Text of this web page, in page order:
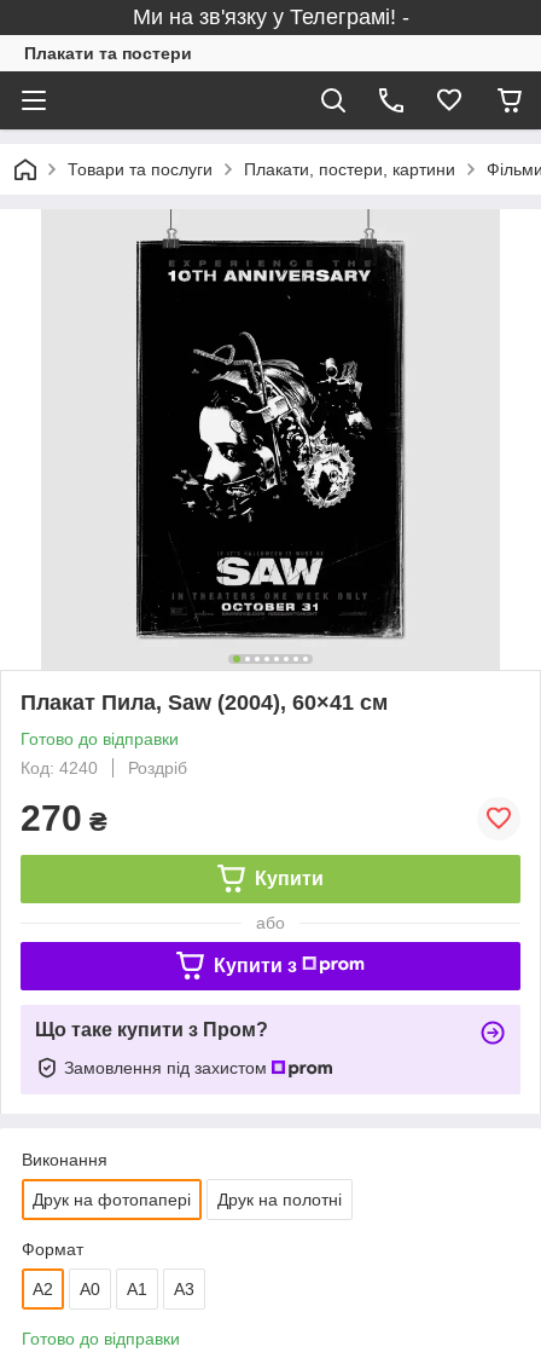
Ми на зв'язку у Телеграмі! -
Плакати та постери
Товари та послуги Плакати, постери, картини
Плакат Пила, Saw (2004), 60×41 см
Готово до відправки
Код: 4240
Роздріб
270 ₴
Купити
або
Купити з
Що таке купити з Пром?
Замовлення під захистом
Виконання
Друк на фотопапері Друк на полотні
Формат
A2 A0 А1 A3
Готово до відправки